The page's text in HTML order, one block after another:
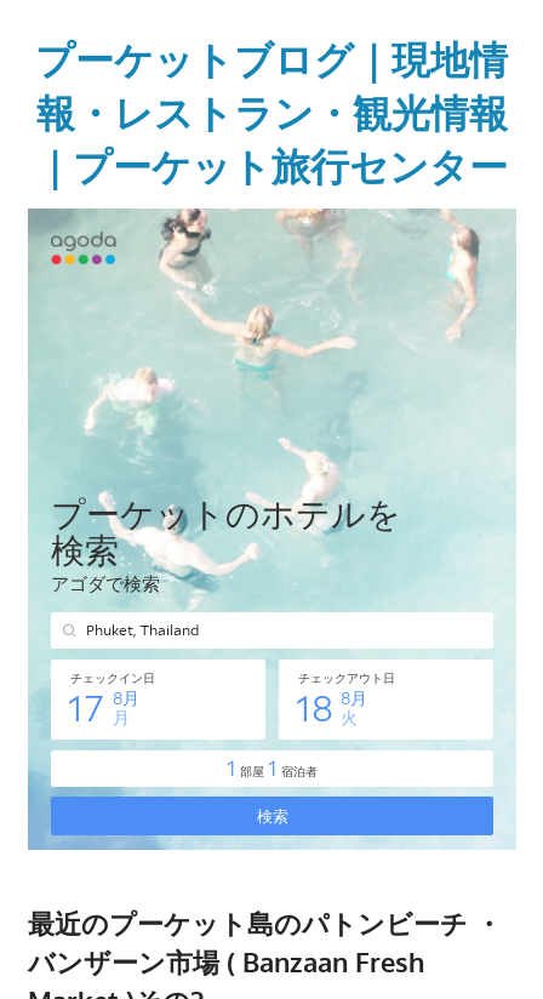
contentプーケットブログ｜現地情
報・レストラン・観光情報
｜プーケット旅行センター
ガ
イ・
ケ
島
現
オ
プ
シ
最近のプーケット島のパトンビーチ ・
バンザーン市場 ( Banzaan Fresh